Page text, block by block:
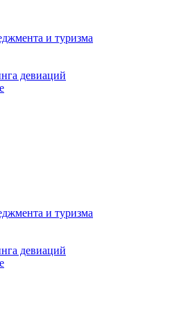
и туризма
девиаций
и туризма
девиаций